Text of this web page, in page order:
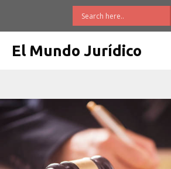
El Mundo Jurídico